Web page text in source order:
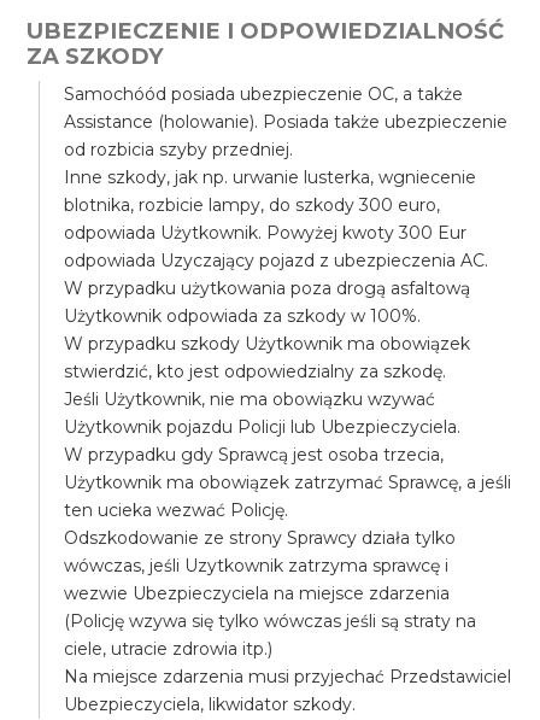
UBEZPIECZENIE I ODPOWIEDZIALNOŚĆ
ZA SZKODY
Samochóód posiada ubezpieczenie OC, a także
Assistance (holowanie). Posiada także ubezpieczenie
od rozbicia szyby przedniej.
Inne szkody, jak np. urwanie lusterka, wgniecenie
blotnika, rozbicie lampy, do szkody 300 euro,
odpowiada Użytkownik. Powyżej kwoty 300 Eur
odpowiada Uzyczający pojazd z ubezpieczenia AC.
W przypadku użytkowania poza drogą asfaltową
Użytkownik odpowiada za szkody w 100%.
W przypadku szkody Użytkownik ma obowiązek
stwierdzić, kto jest odpowiedzialny za szkodę.
Jeśli Użytkownik, nie ma obowiązku wzywać
Użytkownik pojazdu Policji lub Ubezpieczyciela.
W przypadku gdy Sprawcą jest osoba trzecia,
Użytkownik ma obowiązek zatrzymać Sprawcę, a jeśli
ten ucieka wezwać Policję.
Odszkodowanie ze strony Sprawcy działa tylko
wówczas, jeśli Uzytkownik zatrzyma sprawcę i
wezwie Ubezpieczyciela na miejsce zdarzenia
(Policję wzywa się tylko wówczas jeśli są straty na
ciele, utracie zdrowia itp.)
Na miejsce zdarzenia musi przyjechać Przedstawiciel
Ubezpieczyciela, likwidator szkody.